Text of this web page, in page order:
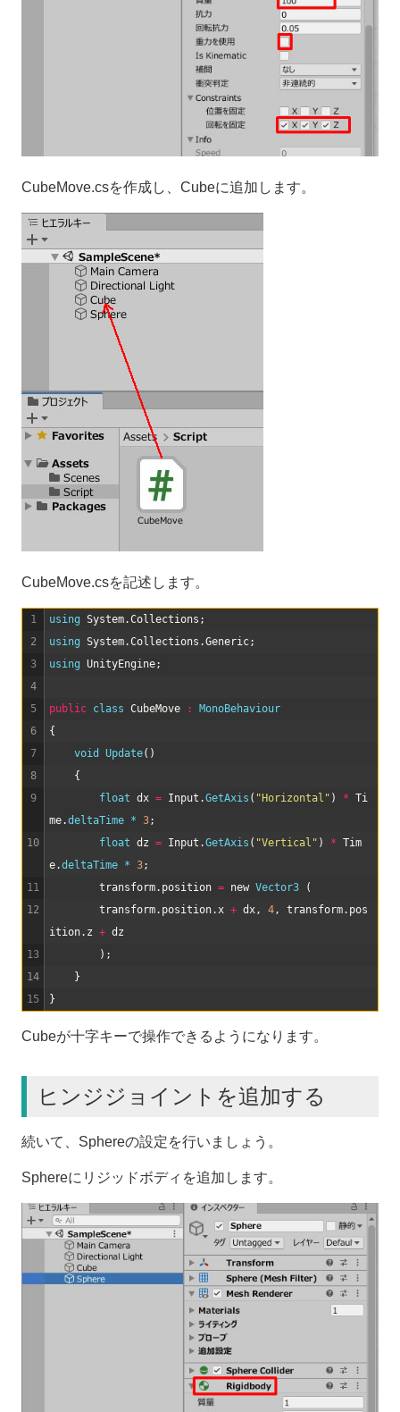
CubeMove.csを作成し、Cubeに追加します。
CubeMove.csを記述します。
1
2
3
4
5
6
7
8
9
10
11
12
13
14
15
using System.Collections ;
using System.Collections .Generic;
using UnityEngine;
public class CubeMove :
MonoBehaviour
{
void
Update( )
{
float dx = Input .GetAxis ( "Horizontal" ) * Ti
me.deltaTime * 3;
float dz = Input .GetAxis ( "Vertical" ) * Tim
e.deltaTime * 3;
transform. position = new Vector3
(
transform. position.x + dx, 4, transform. pos
ition. z + dz
) ;
}
}
Cubeが十字キーで操作できるようになります。
ヒンジジョイントを追加する
続いて、Sphereの設定を行いましょう。
Sphereにリジッドボディを追加します。